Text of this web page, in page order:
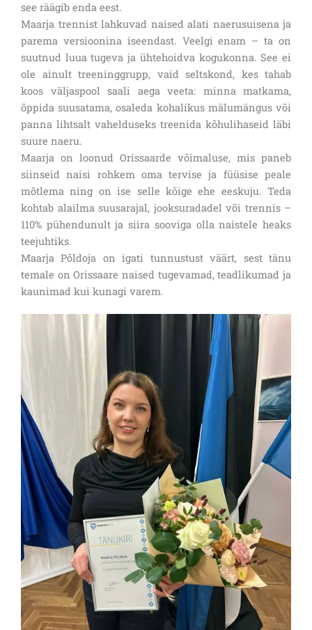
see räägib enda eest.
Maarja trennist lahkuvad naised alati naerusuisena ja
parema versioonina iseendast. Veelgi enam – ta on
suutnud luua tugeva ja ühtehoidva kogukonna. See ei
ole ainult treeninggrupp, vaid seltskond, kes tahab
koos väljaspool saali aega veeta: minna matkama,
õppida suusatama, osaleda kohalikus mälumängus või
panna lihtsalt vahelduseks treenida kõhulihaseid läbi
suure naeru.
Maarja on loonud Orissaarde võimaluse, mis paneb
siinseid naisi rohkem oma tervise ja füüsise peale
mõtlema ning on ise selle kõige ehe eeskuju. Teda
kohtab alailma suusarajal, jooksuradadel või trennis –
110% pühendunult ja siira sooviga olla naistele heaks
teejuhtiks.
Maarja Põldoja on igati tunnustust väärt, sest tänu
temale on Orissaare naised tugevamad, teadlikumad ja
kaunimad kui kunagi varem.